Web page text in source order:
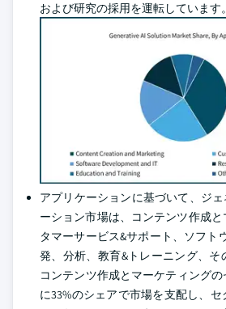
および研究の採用を運転しています。
アプリケーションに基づいて、ジ
ーション市場は、コンテンツ作成
タマーサービス&サポート、ソフト
発、分析、教育&トレーニング、そ
コンテンツ作成とマーケティング
に33%のシェアで市場を支配し、セ